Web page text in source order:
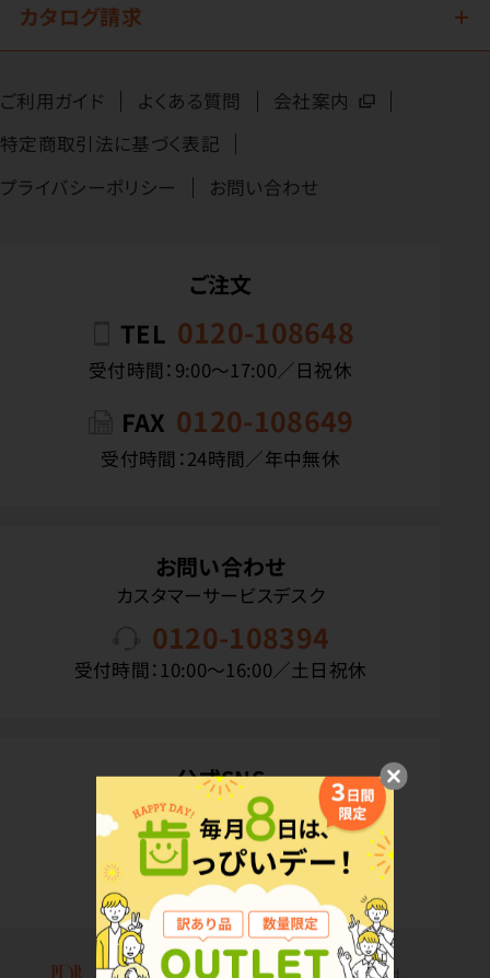
カタログ請求
ご利用ガイド よくある質問
会社案内
特定商取引法に基づく表記
プライバシーポリシー
お問い合わせ
ご注文
TEL 0120-108648
受付時間：9:00〜17:00／日祝休
FAX 0120-108649
受付時間：24時間／年中無休
お問い合わせ
カスタマーサービスデスク
0120-108394
受付時間：10:00〜16:00／土日祝休
公式SNS
Copyright(C) P.D.R. Co.,Ltd. All Rights Reserved.